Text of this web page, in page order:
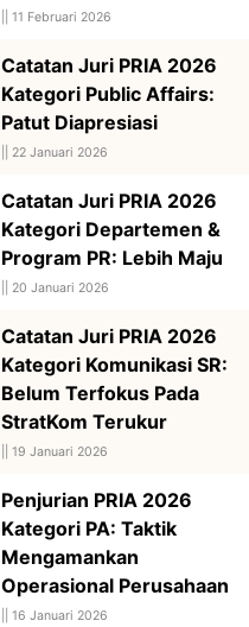
11 Februari 2026
Catatan Juri PRIA 2026
Kategori Public Affairs:
Patut Diapresiasi
22 Januari 2026
Catatan Juri PRIA 2026
Kategori Departemen &
Program PR: Lebih Maju
20 Januari 2026
Catatan Juri PRIA 2026
Kategori Komunikasi SR:
Belum Terfokus Pada
StratKom Terukur
19 Januari 2026
Penjurian PRIA 2026
Kategori PA: Taktik
Mengamankan
Operasional Perusahaan
16 Januari 2026